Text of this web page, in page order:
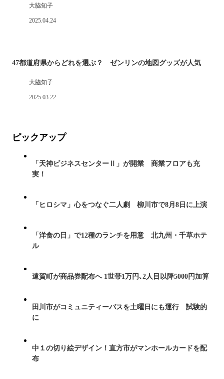
大脇知子
2025.04.24
47都道府県からどれを選ぶ？ ゼンリンの地図グッズが人気
大脇知子
2025.03.22
ピックアップ
「天神ビジネスセンターⅡ」が開業 商業フロアも充
実！
「ヒロシマ」心をつなぐ二人劇 柳川市で8月8日に上演
「洋食の日」で12種のランチを用意 北九州・千草ホテ
ル
遠賀町が商品券配布へ 1世帯1万円､2人目以降5000円加算
田川市がコミュニティーバスを土曜日にも運行 試験的
に
中１の切り絵デザイン！直方市がマンホールカードを配
布